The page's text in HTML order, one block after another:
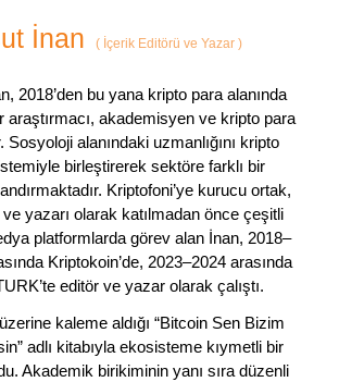
İnan ( İçerik Editörü ve Yazar )
2018’den bu yana kripto para alanında
araştırmacı, akademisyen ve kripto para
alanındaki uzmanlığını kripto
birleştirerek sektöre farklı bir
Kriptofoni’ye kurucu ortak,
yazarı olarak katılmadan önce çeşitli
platformlarda görev alan İnan, 2018–
Kriptokoin’de, 2023–2024 arasında
editör ve yazar olarak çalıştı.
kaleme aldığı “Bitcoin Sen Bizim
adlı kitabıyla ekosisteme kıymetli bir
Akademik birikiminin yanı sıra düzenli